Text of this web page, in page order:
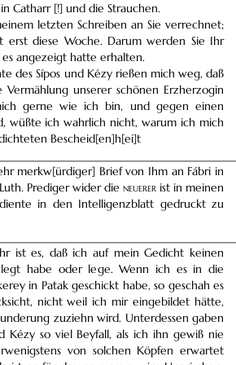
Catharr [!] und die Strauchen.
letzten Schreiben an Sie verrechnet;
diese Woche. Darum werden Sie Ihr
es angezeigt hatte erhalten.
des Sípos und Kézy rießen mich weg, daß
unserer schönen Erzherzogin
gerne wie ich bin, und gegen einen
wüßte ich wahrlich nicht, warum ich mich
Bescheid[en]h[ei]t
merkw[ürdiger] Brief von Ihm an Fábri in
Luth. Prediger wider die neuerer ist in meinen
in den Intelligenzblatt gedruckt zu
ist es, daß ich auf mein Gedicht keinen
habe oder lege. Wenn ich es in die
in Patak geschickt habe, so geschah es
nicht weil ich mir eingebildet hätte,
zuziehn wird. Unterdessen gaben
Kézy so viel Beyfall, als ich ihn gewiß nie
von solchen Köpfen erwartet